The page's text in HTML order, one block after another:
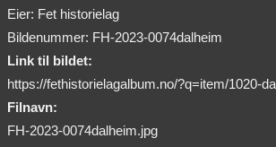
Eier: Fet historielag
Bildenummer: FH-2023-0074dalheim
Link til bildet:
https://fethistorielagalbum.no/?q=item/1020-
Filnavn:
FH-2023-0074dalheim.jpg